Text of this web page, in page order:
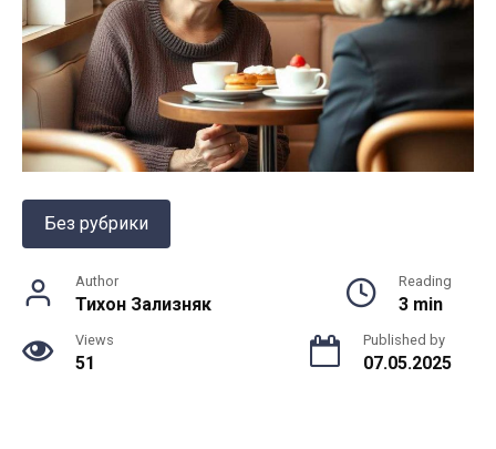
Без рубрики
Author
Тихон Зализняк
Reading
3 min
Views
51
Published by
07.05.2025